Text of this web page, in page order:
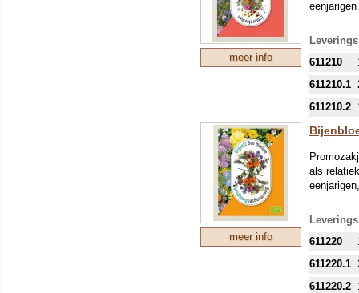
meer info
611210
611210.1
611210.2
meer info
als
611220
611220.1
611220.2